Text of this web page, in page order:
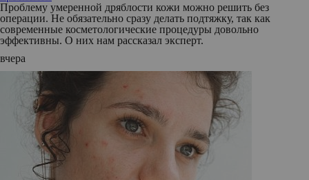
Проблему умеренной дряблости кожи можно решить без
операции. Не обязательно сразу делать подтяжку, так как
современные косметологические процедуры довольно
эффективны. О них нам рассказал эксперт.
вчера